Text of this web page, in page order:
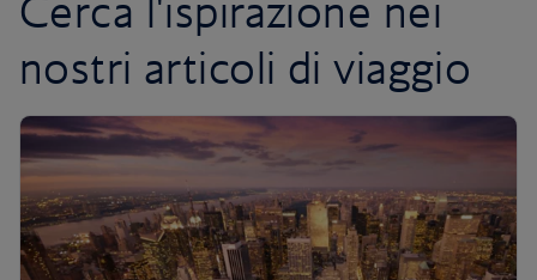
nostri articoli di viaggio